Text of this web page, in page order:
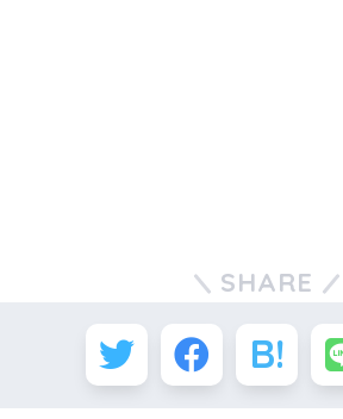
SHARE